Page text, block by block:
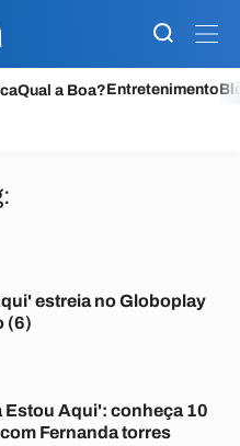
Qual a Boa?Entretenimento
estreia no Globoplay
(6)
Estou Aqui': conheça 10
Fernanda torres